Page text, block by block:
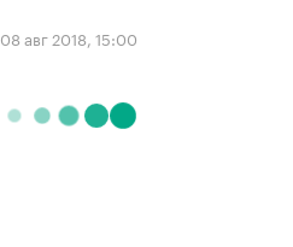
08 авг 2018, 15:00